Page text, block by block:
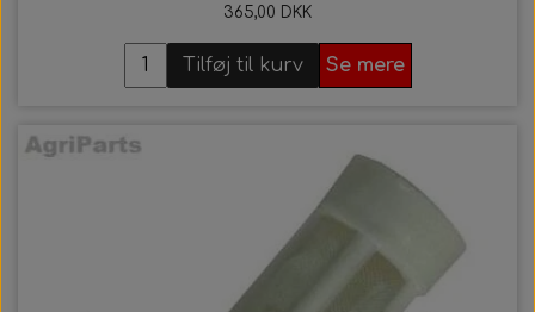
365,00 DKK
Tilføj til kurv Se mere